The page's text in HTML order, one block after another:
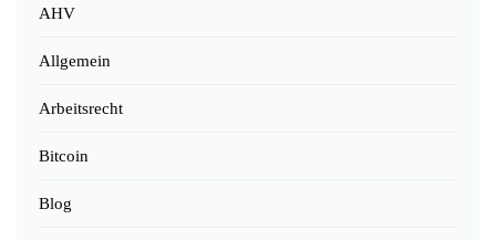
AHV
Allgemein
Arbeitsrecht
Bitcoin
Blog